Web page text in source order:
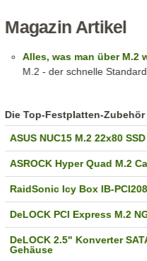
Magazin Artikel
Alles, was man über M.2
M.2 - der schnelle
Die Top-Festplatten-Zubehör
ASUS NUC15 M.2 22x80
ASROCK Hyper Quad M.2
RaidSonic Icy Box IB-
DeLOCK PCI Express M.2
DeLOCK 2.5" Konverter
Gehäuse